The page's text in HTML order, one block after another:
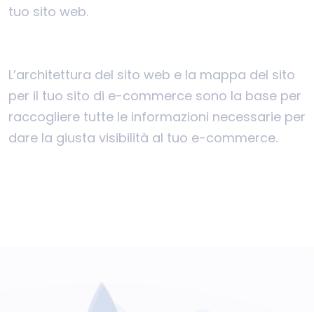
tuo sito web.
L’architettura del sito web e la mappa del sito
per il tuo sito di e-commerce sono la base per
raccogliere tutte le informazioni necessarie per
dare la giusta visibilità al tuo e-commerce.